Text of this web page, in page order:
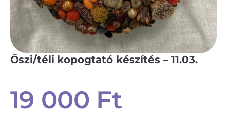
Őszi/téli kopogtató készítés – 11.03.
19 000 Ft